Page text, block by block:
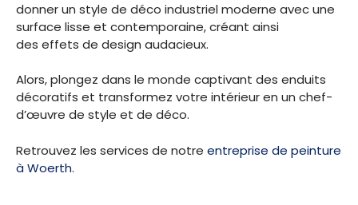
donner un style de déco industriel moderne avec une
surface lisse et contemporaine, créant ainsi
des effets de design audacieux.
Alors, plongez dans le monde captivant des enduits
décoratifs et transformez votre intérieur en un chef-
d’œuvre de style et de déco.
Retrouvez les services de notre entreprise de peinture
à Woerth.